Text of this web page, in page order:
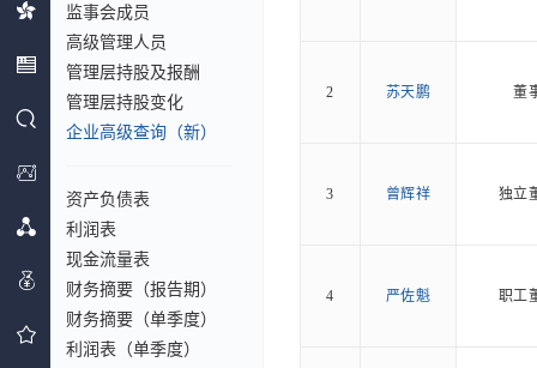
监事会成员
高级管理人员
管理层持股及报酬
管理层持股变化
企业高级查询（新）
资产负债表
利润表
现金流量表
财务摘要（报告期）
财务摘要（单季度）
利润表（单季度）
2 苏天鹏 董
3 曾辉祥 独立
4 严佐魁 职工